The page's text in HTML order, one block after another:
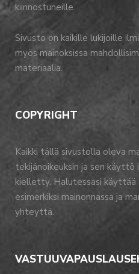
kiinnostuneille.
Sivusto on kaikille lukijoille
myös mainoksissa
materiaalia.
COPYRIGHT
Kaikki tällä sivustolla oleva
tekijänoikeuksin ja sen käyttö
kielletty. Halutessasi käyttää
esimerkiksi mainonnassa ja
yhteyttä.